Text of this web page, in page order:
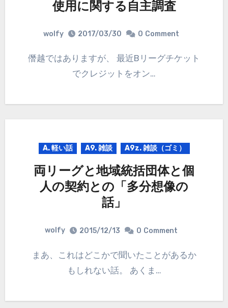
使用に関する自主調査
wolfy 2017/03/30 0 Comment
僭越ではありますが、 最近Bリーグチケット
でクレジットをオン…
A. 軽い話 A9. 雑談 A9z. 雑談（ゴミ）
両リーグと地域統括団体と個
人の契約との「多分想像の
話」
wolfy 2015/12/13 0 Comment
まあ、これはどこかで聞いたことがあるか
もしれない話。 あくま…